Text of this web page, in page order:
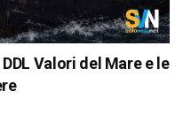
Valori del Mare e le